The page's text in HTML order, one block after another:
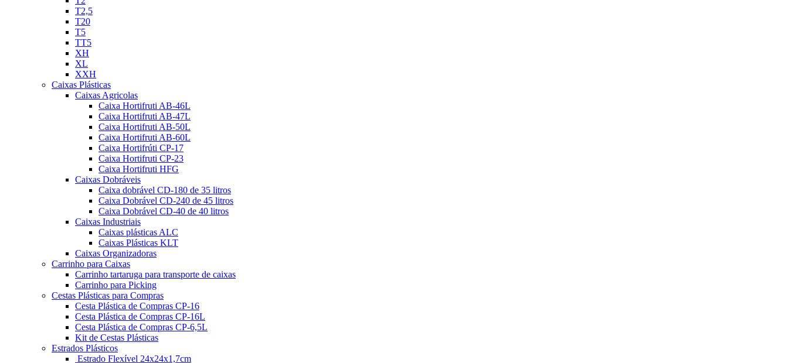
T2,5
T20
T5
TT5
XH
XL
XXH
Caixas Plásticas
Caixas Agricolas
Caixa Hortifruti AB-46L
Caixa Hortifruti AB-47L
Caixa Hortifruti AB-50L
Caixa Hortifruti AB-60L
Caixa Hortifrúti CP-17
Caixa Hortifruti CP-23
Caixa Hortifruti HFG
Caixas Dobráveis
Caixa dobrável CD-180 de 35 litros
Caixa Dobrável CD-240 de 45 litros
Caixa Dobrável CD-40 de 40 litros
Caixas Industriais
Caixas plásticas ALC
Caixas Plásticas KLT
Caixas Organizadoras
Carrinho para Caixas
Carrinho tartaruga para transporte de caixas
Carrinho para Picking
Cestas Plásticas para Compras
Cesta Plástica de Compras CP-16
Cesta Plástica de Compras CP-16L
Cesta Plástica de Compras CP-6,5L
Kit de Cestas Plásticas
Estrados Plásticos
Estrado Flexível 24x24x1,7cm